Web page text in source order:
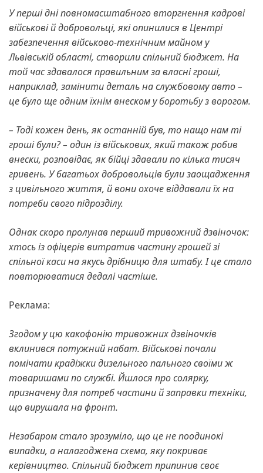
У перші дні повномасштабного вторгнення кадрові
військові й добровольці, які опинилися в Центрі
забезпечення військово-технічним майном у
Львівській області, створили спільний бюджет. На
той час здавалося правильним за власні гроші,
наприклад, замінити деталь на службовому авто –
це було ще одним їхнім внеском у боротьбу з ворогом.
– Тоді кожен день, як останній був, то нащо нам ті
гроші були? – один із військових, який також робив
внески, розповідає, як бійці здавали по кілька тисяч
гривень. У багатьох добровольців були заощадження
з цивільного життя, й вони охоче віддавали їх на
потреби свого підрозділу.
Однак скоро пролунав перший тривожний дзвіночок:
хтось із офіцерів витратив частину грошей зі
спільної каси на якусь дрібницю для штабу. І це стало
повторюватися дедалі частіше.
Реклама:
Згодом у цю какофонію тривожних дзвіночків
вклинився потужний набат. Військові почали
помічати крадіжки дизельного пального своїми ж
товаришами по службі. Йшлося про солярку,
призначену для потреб частини й заправки техніки,
що вирушала на фронт.
Незабаром стало зрозуміло, що це не поодинокі
випадки, а налагоджена схема, яку покриває
керівництво. Спільний бюджет припинив своє